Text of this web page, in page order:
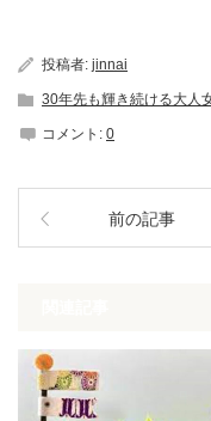
投稿者: jinnai
30年先も輝き続ける大人
コメント: 0
前の記事